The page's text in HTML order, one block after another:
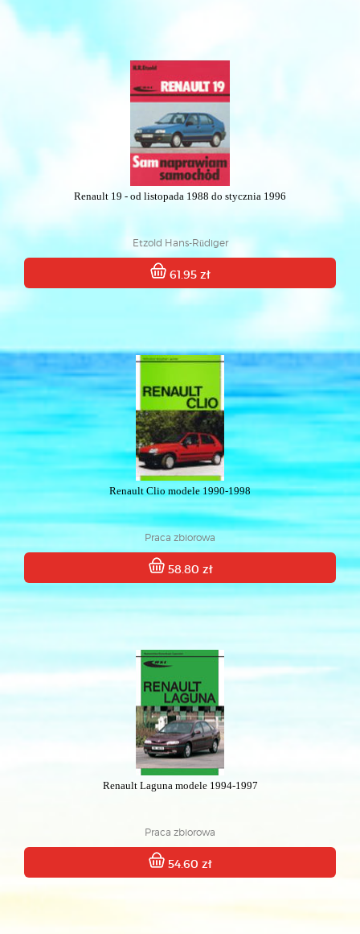
Renault 19 - od listopada 1988 do stycznia 1996
Etzold Hans-Rüdiger
61.95 zł
Renault Clio modele 1990-1998
Praca zbiorowa
58.80 zł
Renault Laguna modele 1994-1997
Praca zbiorowa
54.60 zł